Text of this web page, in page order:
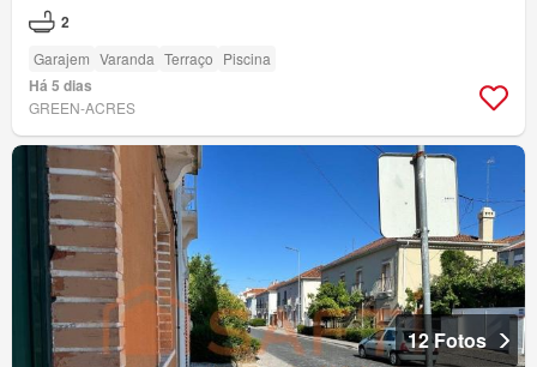
2
Garajem Varanda Terraço Piscina
Há 5 dias
GREEN-ACRES
12 Fotos